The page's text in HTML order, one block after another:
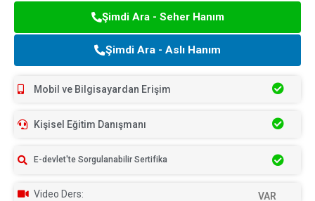
Şimdi Ara - Seher Hanım
Şimdi Ara - Aslı Hanım
Mobil ve Bilgisayardan Erişim
Kişisel Eğitim Danışmanı
E-devlet'te Sorgulanabilir Sertifika
Video Ders: VAR